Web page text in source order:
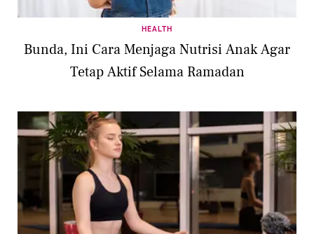
HEALTH
Bunda, Ini Cara Menjaga Nutrisi Anak Agar
Tetap Aktif Selama Ramadan